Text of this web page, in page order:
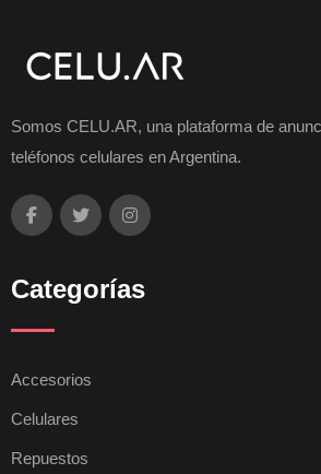
Somos CELU.AR, una plataforma de
teléfonos celulares en Argentina.
Categorías
Accesorios
Celulares
Repuestos